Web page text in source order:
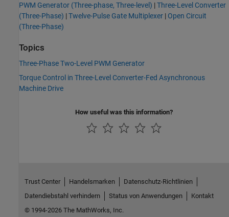
PWM Generator (Three-phase, Three-level) |Three-Level Converter
(Three-Phase) |Twelve-Pulse Gate Multiplexer | Open Circuit
(Three-Phase)
Topics
Three-Phase Two-Level PWM Generator
Torque Control in Three-Level Converter-Fed Asynchronous
Machine Drive
How useful was this information?
Trust Center Handelsmarken
Datenschutz-Richtlinien
Datendiebstahl verhindern
Status von Anwendungen
Kontakt
© 1994-2026 The MathWorks, Inc.